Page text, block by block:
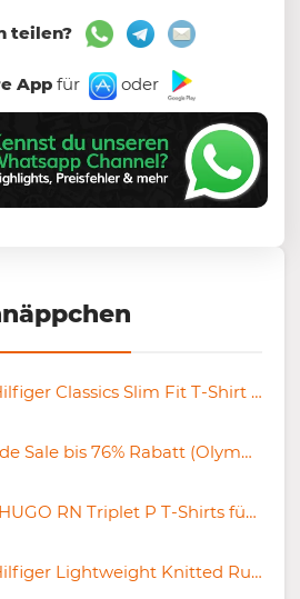
teilen?
Appfür oder
👕 Tommy Hilfiger Classics Slim Fit T-Shirt ab 16€ (statt 24€)
👔 Hemden.de Sale bis 76% Rabatt (Olymp, eterna uvm.) + 20% Extra-Rabatt
👕 3er Pack HUGO RN Triplet P T-Shirts für 22€ (statt 45€) – Größe M + L!
👟 Tommy Hilfiger Lightweight Knitted Runner für 39,96€ (statt 53€)